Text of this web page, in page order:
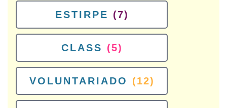
ESTIRPE (7)
CLASS (5)
VOLUNTARIADO (12)